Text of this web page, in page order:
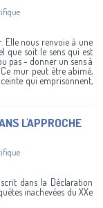
nous renvoie à une
que soit le sens qui est
pas - donner un sens à
mur peut être abimé,
qui emprisonnent,
L'APPROCHE
dans la Déclaration
inachevées du XXe